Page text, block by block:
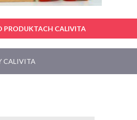
PRODUKTACH CALIVITA
CALIVITA